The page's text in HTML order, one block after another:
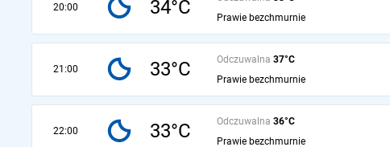
20:00 34°C
Prawie bezchmurnie
21:00 33°C Odczuwalna 37°C
Prawie bezchmurnie
22:00 33°C Odczuwalna 36°C
Prawie bezchmurnie